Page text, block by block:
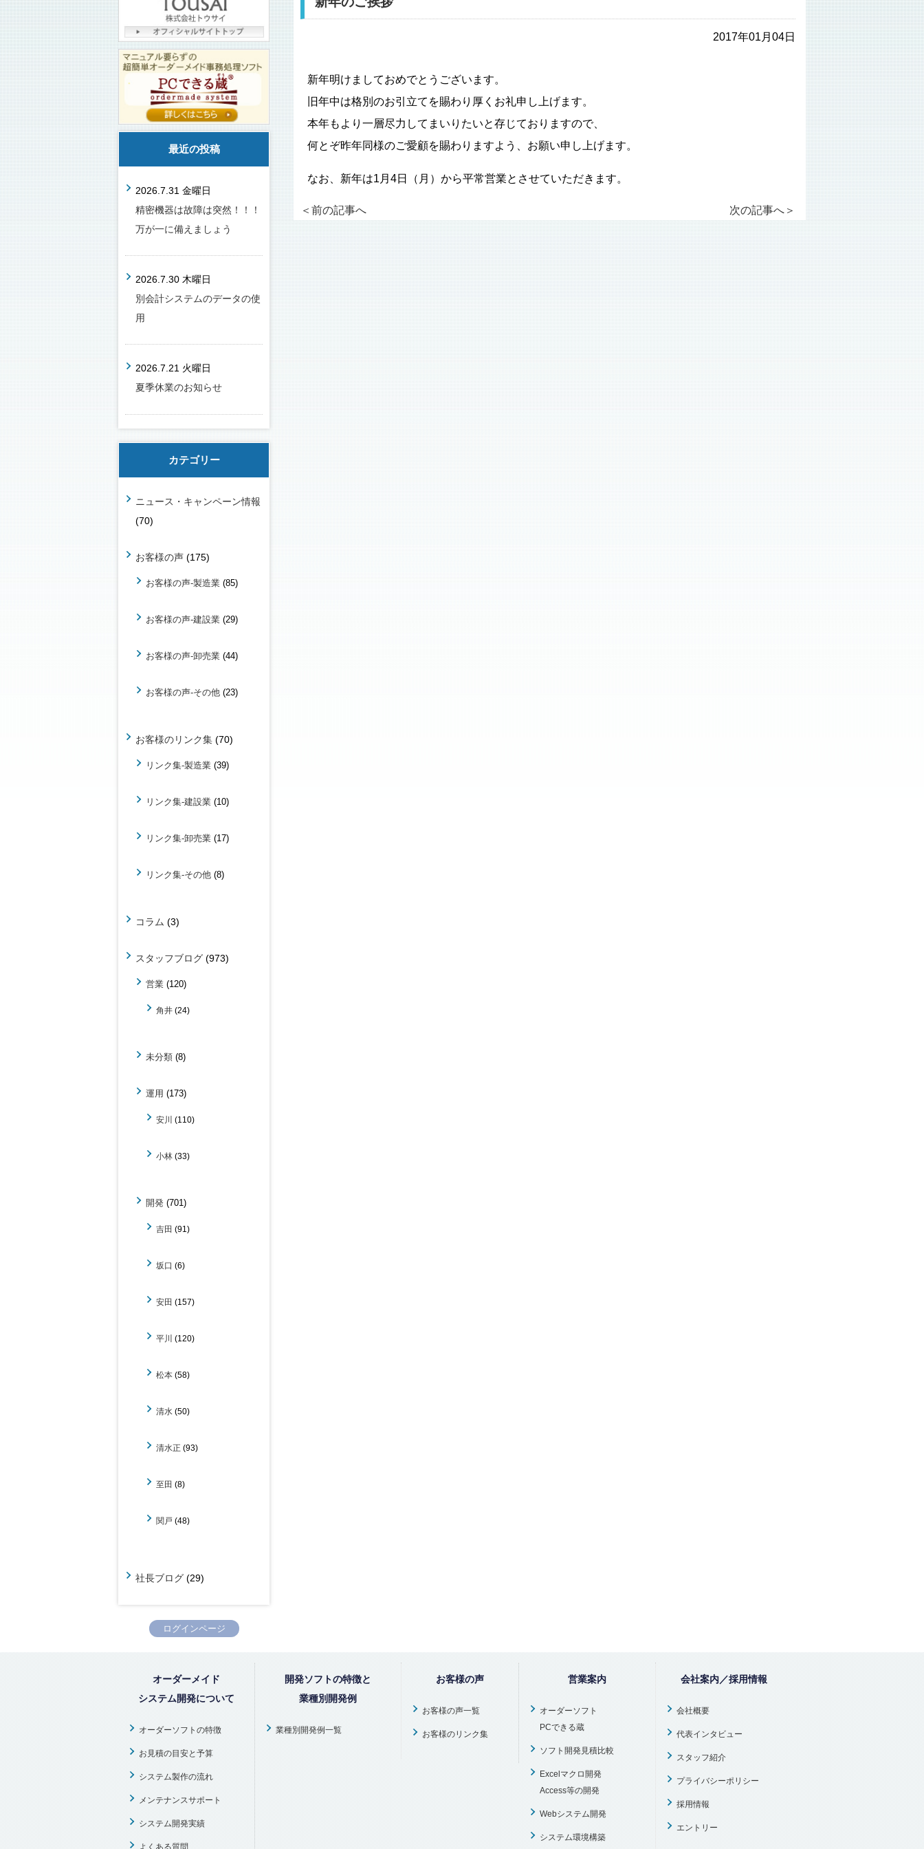
2017年01月04日
新年明けましておめでとうございます。
旧年中は格別のお引立てを賜わり厚くお礼申し上げます。
本年もより一層尽力してまいりたいと存じておりますので、
何とぞ昨年同様のご愛顧を賜わりますよう、お願い申し上げます。
なお、新年は1月4日（月）から平常営業とさせていただきます。
＜前の記事へ 次の記事へ ＞
最近の投稿
2026.7.31 金曜日
精密機器は故障は突然！！！
万が一に備えましょう
2026.7.30 木曜日
別会計システムのデータの使
用
2026.7.21 火曜日
夏季休業のお知らせ
カテゴリー
ニュース・キャンペーン情報
(70)
お客様の声 (175)
お客様の声-製造業 (85)
お客様の声-建設業 (29)
お客様の声-卸売業 (44)
お客様の声-その他 (23)
お客様のリンク集 (70)
リンク集-製造業 (39)
リンク集-建設業 (10)
リンク集-卸売業 (17)
リンク集-その他 (8)
コラム (3)
スタッフブログ (973)
営業 (120)
角井 (24)
未分類 (8)
運用 (173)
安川 (110)
小林 (33)
開発 (701)
吉田 (91)
坂口 (6)
安田 (157)
平川 (120)
松本 (58)
清水 (50)
清水正 (93)
至田 (8)
関戸 (48)
社長ブログ (29)
ログインページ
オーダーメイド
システム開発について
オーダーソフトの特徴
お見積の目安と予算
システム製作の流れ
メンテナンスサポート
システム開発実績
よくある質問
開発ソフトの特徴と
業種別開発例
業種別開発例一覧
お客様の声
お客様の声一覧
お客様のリンク集
営業案内
オーダーソフト
PCできる蔵
ソフト開発見積比較
Excelマクロ開発
Access等の開発
Webシステム開発
システム環境構築
会社案内／採用情報
会社概要
代表インタビュー
スタッフ紹介
プライバシーポリシー
採用情報
エントリー